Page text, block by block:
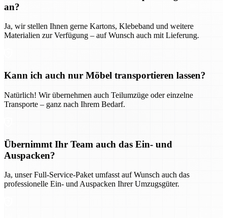
an?
Ja, wir stellen Ihnen gerne Kartons, Klebeband und weitere
Materialien zur Verfügung – auf Wunsch auch mit Lieferung.
Kann ich auch nur Möbel transportieren lassen?
Natürlich! Wir übernehmen auch Teilumzüge oder einzelne
Transporte – ganz nach Ihrem Bedarf.
Übernimmt Ihr Team auch das Ein- und
Auspacken?
Ja, unser Full-Service-Paket umfasst auf Wunsch auch das
professionelle Ein- und Auspacken Ihrer Umzugsgüter.